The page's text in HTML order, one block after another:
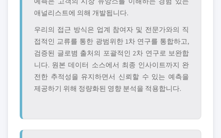
애널리스트에 의해 개발됩니다.
우리의 접근 방식은 업계 참여자 및 전문가와의 직
접적인 교류를 통한 광범위한 1차 연구를 통합하고,
검증된 글로볌 출처의 포괄적인 2차 연구로 보완합
니다. 원본 데이터 소스에서 최종 인사이트까지 완
전한 추적성을 유지하면서 신뢰할 수 있는 예측을
제공하기 위해 정량화된 영향 분석을 적용합니다.